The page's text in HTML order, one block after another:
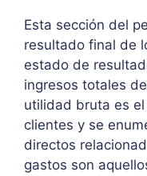
Esta sección del
resultado final de
estado de
ingresos totales
utilidad bruta es
clientes y se
directos
gastos son